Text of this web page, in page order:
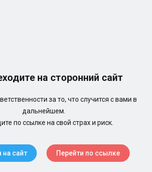
на сторонний сайт
за то, что случится с вами в
дальнейшем.
по ссылке на свой страх и риск.
на сайт Перейти по ссылке